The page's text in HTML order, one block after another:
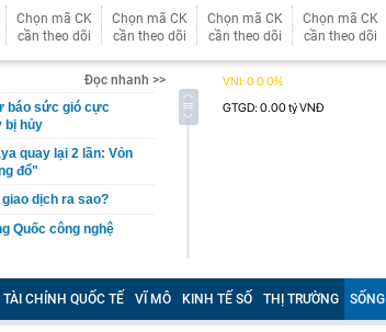
Chọn mã CK
cần theo dõi
Chọn mã CK
cần theo dõi
Chọn mã CK
cần theo dõi
Chọn mã CK
cần theo dõi
Đọc nhanh >>
báo sức gió cực
bị hủy
quay lại 2 lần: Vỏn
đổ"
dịch ra sao?
Quốc công nghệ
ở đầu giường khi
TÀI CHÍNH QUỐC TẾ VĨ MÔ KINH TẾ SỐ THỊ TRƯỜNG SỐNG